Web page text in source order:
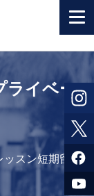
ライベー
スン短期留